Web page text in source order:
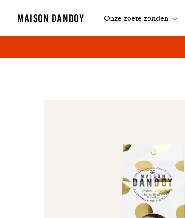
MAISON DANDOY Navigatie
Onze zoete zonden